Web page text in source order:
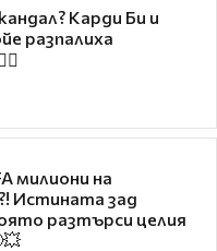
Карди Би и
разпалиха
милиони на
Истината зад
разтърси целия